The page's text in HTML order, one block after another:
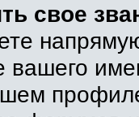
свое
вашего